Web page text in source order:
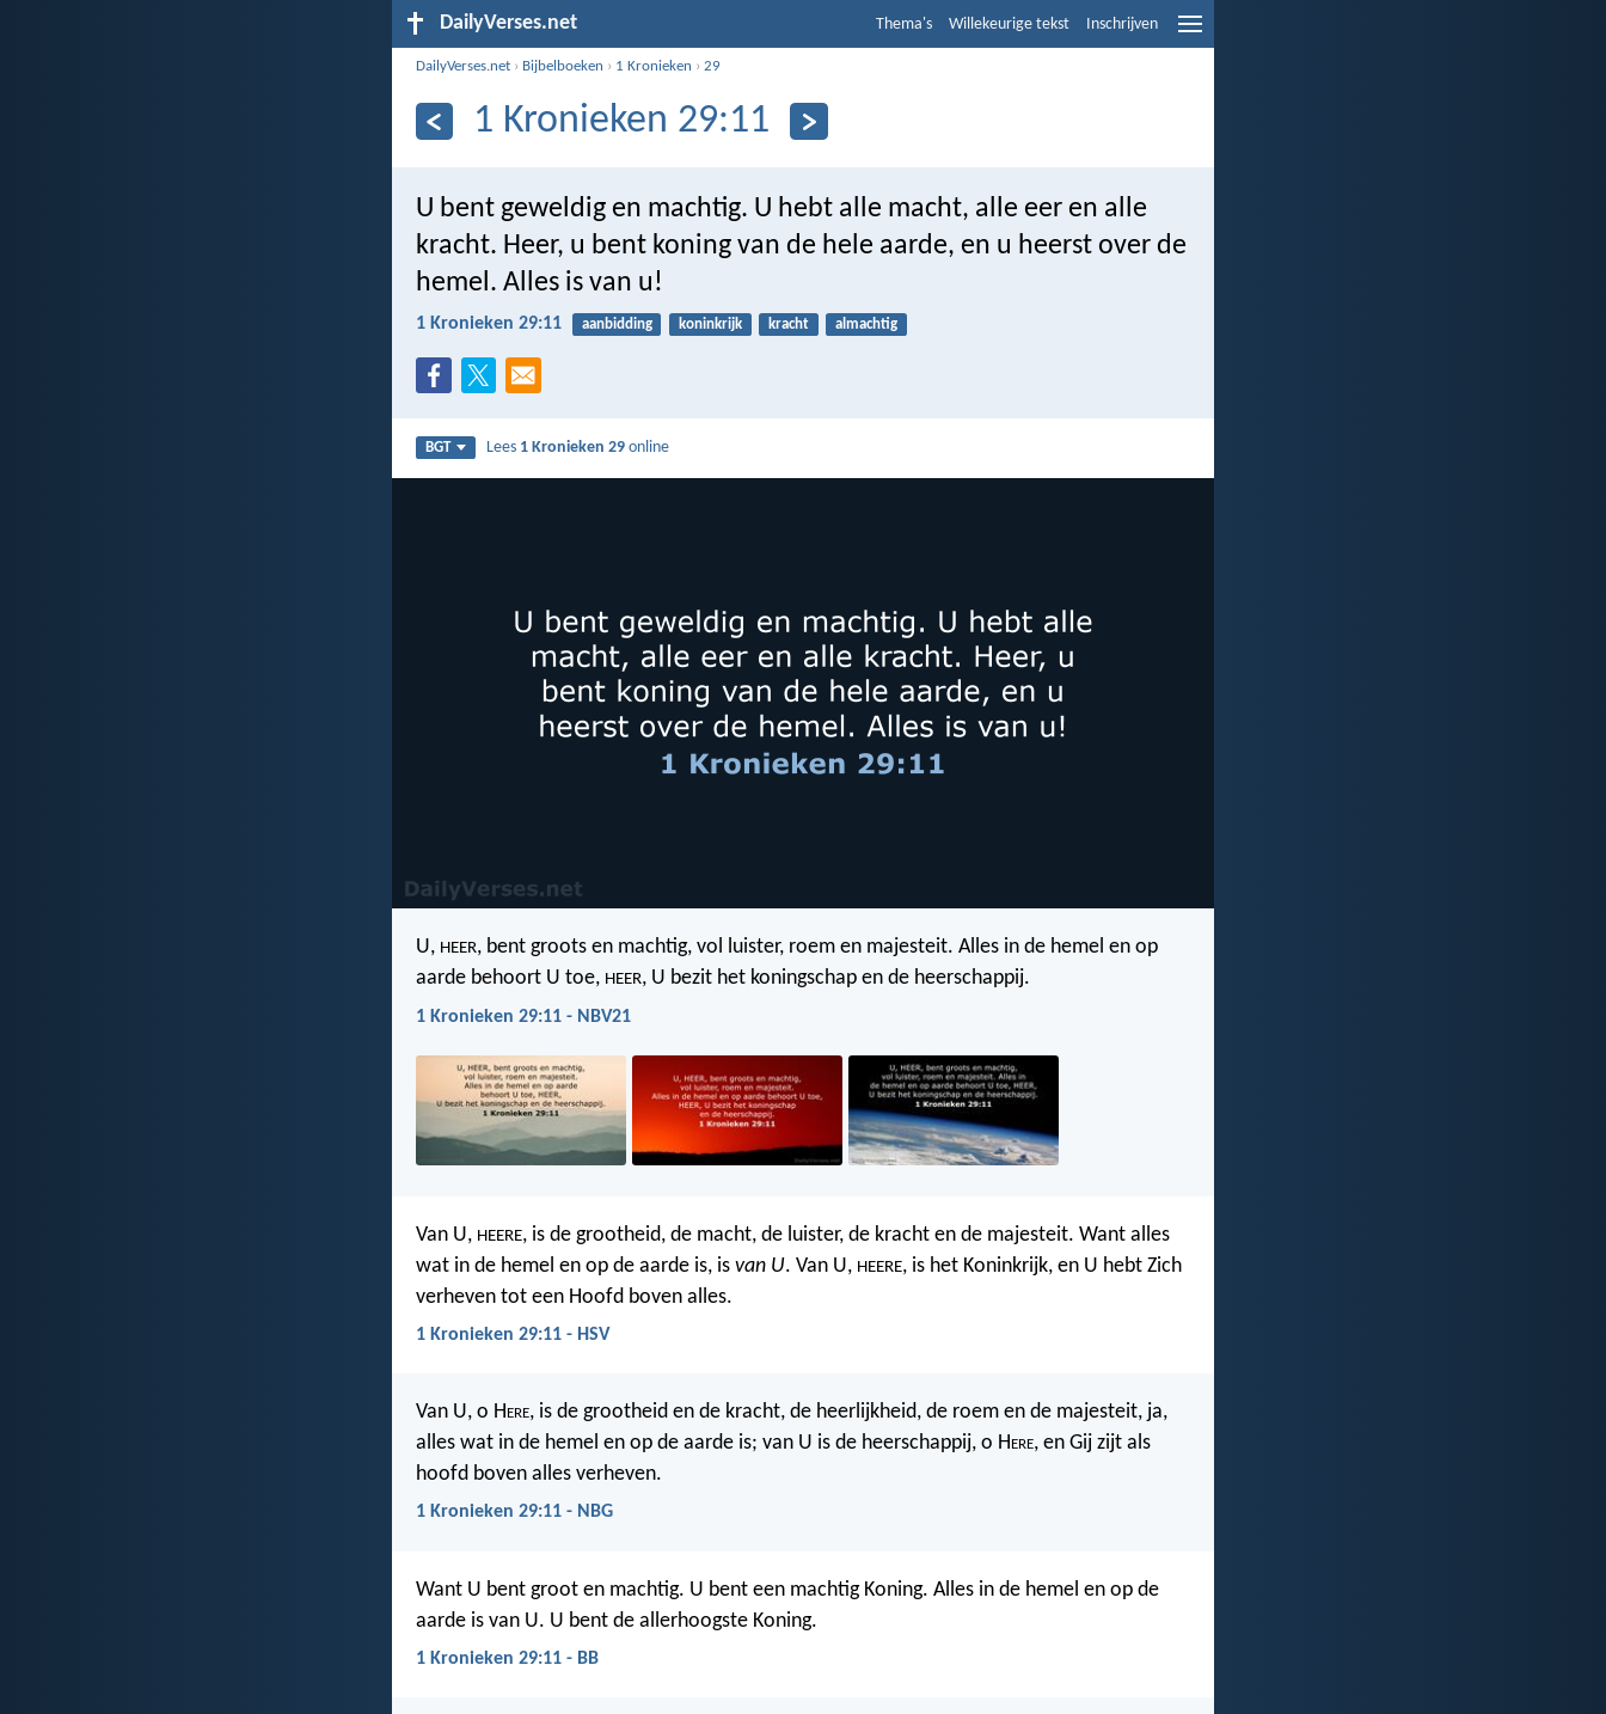
DailyVerses.net Thema's Willekeurige tekst Inschrijven
DailyVerses.net › Bijbelboeken › 1 Kronieken ›29
1 Kronieken 29:11
U bent geweldig en machtig. U hebt alle macht, alle eer en alle
kracht. Heer, u bent koning van de hele aarde, en u heerst over de
hemel. Alles is van u!
1 Kronieken 29:11 aanbidding koninkrijk kracht almachtig
BGT Lees 1 Kronieken 29 online
U, HEER, bent groots en machtig, vol luister, roem en majesteit. Alles in de hemel en op
aarde behoort U toe, HEER, U bezit het koningschap en de heerschappij.
1 Kronieken 29:11 - NBV21
Van U, HEERE, is de grootheid, de macht, de luister, de kracht en de majesteit. Want alles
wat in de hemel en op de aarde is, is van U. Van U, HEERE, is het Koninkrijk, en U hebt Zich
verheven tot een Hoofd boven alles.
1 Kronieken 29:11 - HSV
Van U, o Here, is de grootheid en de kracht, de heerlijkheid, de roem en de majesteit, ja,
alles wat in de hemel en op de aarde is; van U is de heerschappij, o Here, en Gij zijt als
hoofd boven alles verheven.
1 Kronieken 29:11 - NBG
Want U bent groot en machtig. U bent een machtig Koning. Alles in de hemel en op de
aarde is van U. U bent de allerhoogste Koning.
1 Kronieken 29:11 - BB